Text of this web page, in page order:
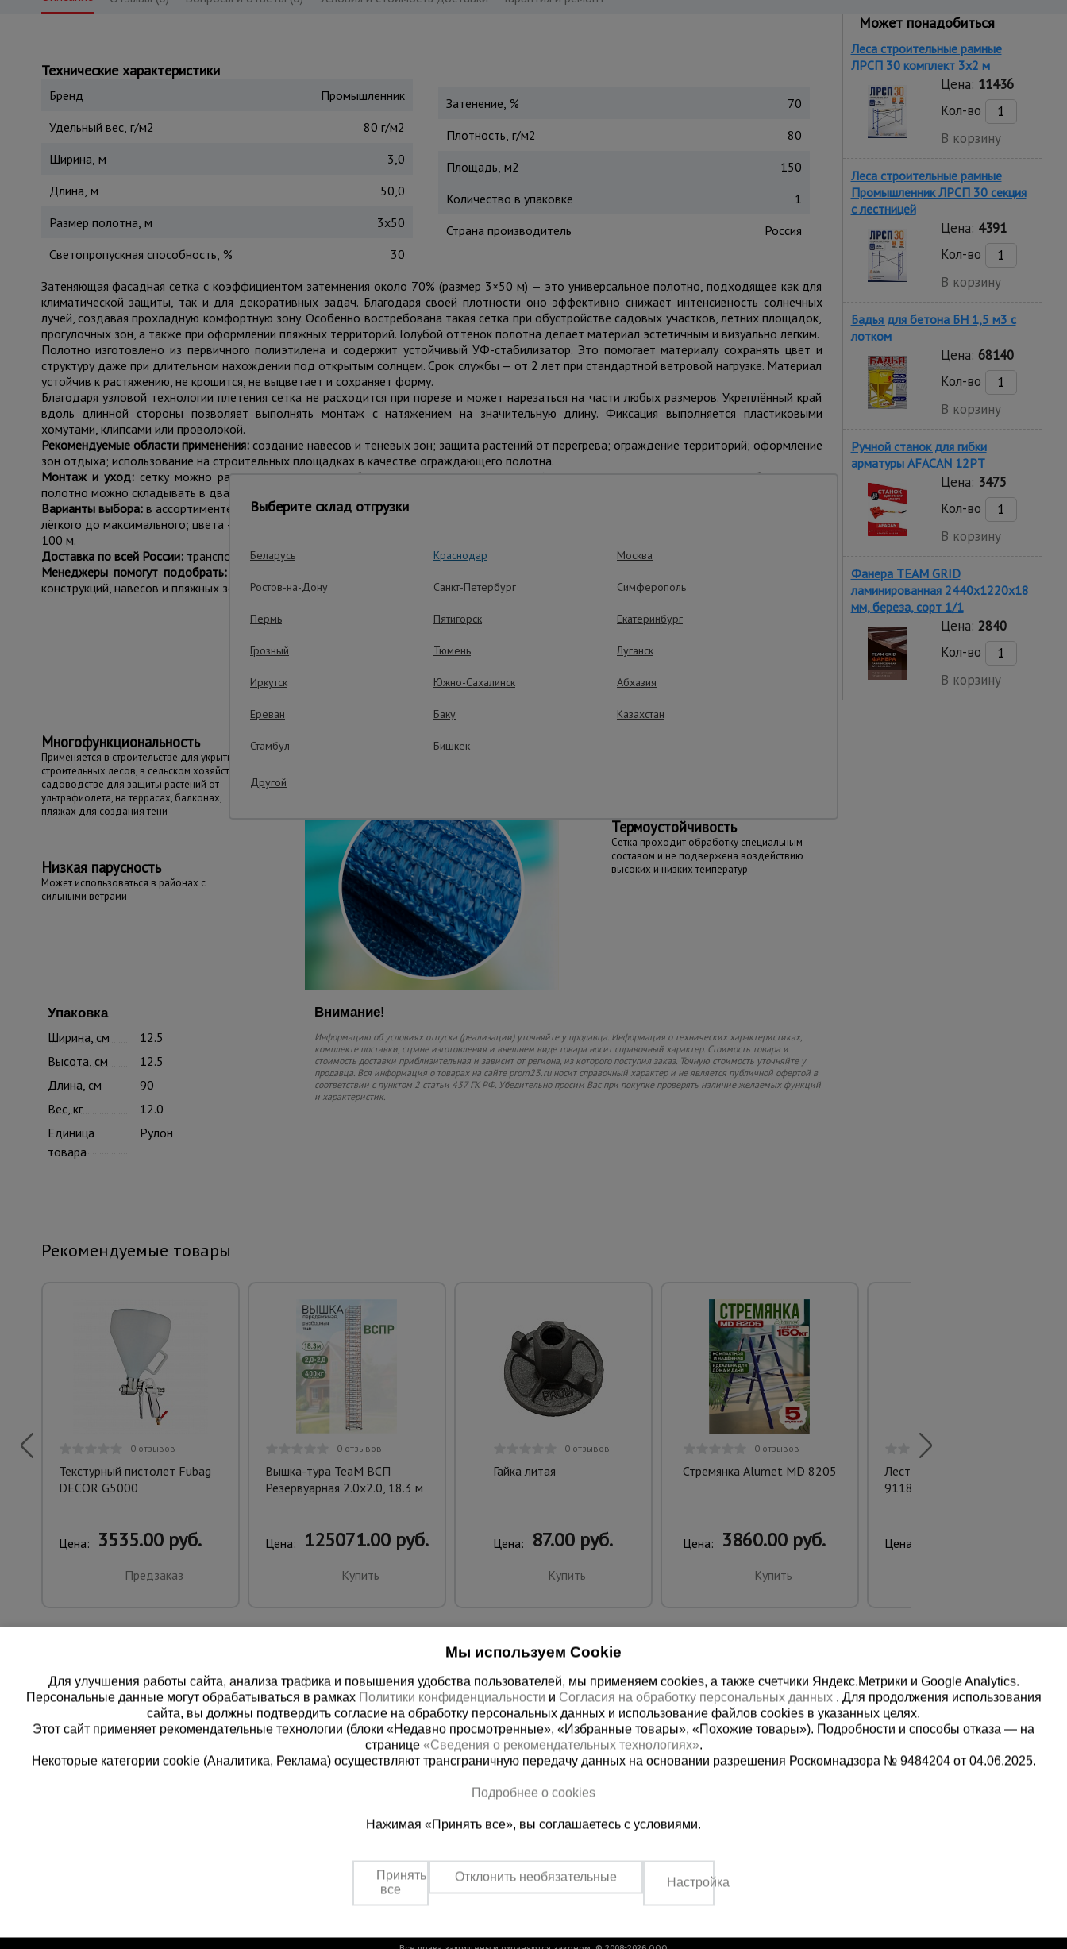
Технические характеристики
Бренд
Промышленник
Удельный вес, г/м2
80 г/м2
Ширина, м
3,0
Длина, м
50,0
Размер полотна, м
3х50
Светопропускная способность, %
30
Затенение, %
70
Плотность, г/м2
80
Площадь, м2
150
Количество в упаковке
1
Страна производитель
Россия
Затеняющая фасадная сетка с коэффициентом затемнения около 70% (размер 3×50 м) — это универсальное полотно, подходящее как для
климатической защиты, так и для декоративных задач. Благодаря своей плотности оно эффективно снижает интенсивность солнечных
лучей, создавая прохладную комфортную зону. Особенно востребована такая сетка при обустройстве садовых участков, летних площадок,
прогулочных зон, а также при оформлении пляжных территорий. Голубой оттенок полотна делает материал эстетичным и визуально лёгким.
Полотно изготовлено из первичного полиэтилена и содержит устойчивый УФ-стабилизатор. Это помогает материалу сохранять цвет и
структуру даже при длительном нахождении под открытым солнцем. Срок службы — от 2 лет при стандартной ветровой нагрузке. Материал
устойчив к растяжению, не крошится, не выцветает и сохраняет форму.
Благодаря узловой технологии плетения сетка не расходится при порезе и может нарезаться на части любых размеров. Укреплённый край
вдоль длинной стороны позволяет выполнять монтаж с натяжением на значительную длину. Фиксация выполняется пластиковыми
хомутами, клипсами или проволокой.
Рекомендуемые области применения:создание навесов и теневых зон; защита растений от перегрева; ограждение территорий; оформление
зон отдыха; использование на строительных площадках в качестве ограждающего полотна.
Монтаж и уход:сетку можно разрезать поперёк в любом месте; для крепления подойдут хомуты или проволока; при необходимости
полотно можно складывать в два слоя для увеличения непрозрачности.
Варианты выбора:в ассортименте представлены полотна разной плотности — 35, 55, 80, 120, 180 г/м²; различные степени затемнения — от
лёгкого до максимального; цвета — зелёный, тёмно-зелёный, белый, голубой, оранжевый. Доступны рулоны шириной 2, 3, 4 и 6 м и длиной до
100 м.
Доставка по всей России:транспортные компании, курьерские службы, пункты выдачи маркетплейсов.
Менеджеры помогут подобрать:сетку для теплиц, строительных лесов, фасадных работ, ограждений, дачных участков, декоративных
конструкций, навесов и пляжных зон.
Важные преимущества – эффективная работа
Многофункциональность
Применяется в строительстве для укрытия
строительных лесов, в сельском хозяйстве и
садоводстве для защиты растений от
ультрафиолета, на террасах, балконах,
пляжах для создания тени
Низкая парусность
Может использоваться в районах с
сильными ветрами
Термоустойчивость
Сетка проходит обработку специальным
составом и не подвержена воздействию
высоких и низких температур
Упаковка
Ширина, см
12.5
Высота, см
12.5
Длина, см
90
Вес, кг
12.0
Единица
товара
Рулон
Внимание!
Информацию об условиях отпуска (реализации) уточняйте у продавца. Информация о технических характеристиках,
комплекте поставки, стране изготовления и внешнем виде товара носит справочный характер. Стоимость товара и
стоимость доставки приблизительная и зависит от региона, из которого поступил заказ. Точную стоимость уточняйте у
продавца. Вся информация о товарах на сайте prom23.ru носит справочный характер и не является публичной офертой в
соответствии с пунктом 2 статьи 437 ГК РФ. Убедительно просим Вас при покупке проверять наличие желаемых функций
и характеристик.
Может понадобиться
Леса строительные рамные
ЛРСП 30 комплект 3x2 м
Цена: 11436
Кол-во
В корзину
Леса строительные рамные
Промышленник ЛРСП 30 секция
с лестницей
Цена: 4391
Кол-во
В корзину
Бадья для бетона БН 1,5 м3 с
лотком
Цена: 68140
Кол-во
В корзину
Ручной станок для гибки
арматуры AFACAN 12PT
Цена: 3475
Кол-во
В корзину
Фанера TEAM GRID
ламинированная 2440х1220х18
мм, береза, сорт 1/1
Цена: 2840
Кол-во
В корзину
Рекомендуемые товары
0 отзывов
Текстурный пистолет Fubag
DECOR G5000
Цена: 3535.00 руб.
Предзаказ
0 отзывов
Вышка-тура TeaM ВСП
Резервуарная 2.0х2.0, 18.3 м
Цена: 125071.00 руб.
Купить
0 отзывов
Гайка литая
Цена: 87.00 руб.
Купить
0 отзывов
Стремянка Alumet MD 8205
Цена: 3860.00 руб.
Купить
Лестница односекционная Ал
9118
Цена:
8 (800) 200-25-90
Заказать звонок
+7 (861) 225-00-90
Заказать звонок
Вс: выходной
Мы в социальных сетях:
Выберите склад отгрузки
Беларусь Краснодар Москва
Ростов-на-Дону Санкт-Петербург Симферополь
Пермь Пятигорск Екатеринбург
Грозный Тюмень Луганск
Иркутск Южно-Сахалинск Абхазия
Ереван Баку Казахстан
Стамбул Бишкек
Другой
Мы используем Cookie
Для улучшения работы сайта, анализа трафика и повышения удобства пользователей, мы применяем cookies, а также счетчики Яндекс.Метрики и Google Analytics.
Персональные данные могут обрабатываться в рамках Политики конфиденциальности и Согласия на обработку персональных данных . Для продолжения использования
сайта, вы должны подтвердить согласие на обработку персональных данных и использование файлов cookies в указанных целях.
Этот сайт применяет рекомендательные технологии (блоки «Недавно просмотренные», «Избранные товары», «Похожие товары»). Подробности и способы отказа — на
странице «Сведения о рекомендательных технологиях».
Некоторые категории cookie (Аналитика, Реклама) осуществляют трансграничную передачу данных на основании разрешения Роскомнадзора № 9484204 от 04.06.2025.
Подробнее о cookies
Нажимая «Принять все», вы соглашаетесь с условиями.
Принять
все
Отклонить необязательные Настройка